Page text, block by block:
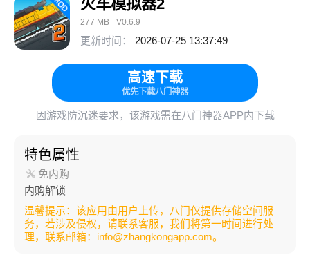
火车模拟器2
277 MB V0.6.9
更新时间： 2026-07-25 13:37:49
高速下载
优先下载八门神器
因游戏防沉迷要求，该游戏需在八门神器APP内下载
特色属性
免内购
内购解锁
温馨提示：该应用由用户上传，八门仅提供存储空间服
务，若涉及侵权，请联系客服，我们将第一时间进行处
理，联系邮箱：info@zhangkongapp.com。